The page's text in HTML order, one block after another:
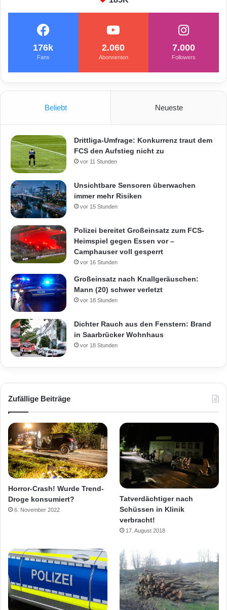
e
176k
Fans
2.060
Abonnenten
7.000
Followers
Beliebt Neueste
Drittliga-Umfrage: Konkurrenz traut dem
FCS den Aufstieg nicht zu
vor 11 Stunden
Unsichtbare Sensoren überwachen
immer mehr Risiken
vor 15 Stunden
Polizei bereitet Großeinsatz zum FCS-
Heimspiel gegen Essen vor –
Camphauser voll gesperrt
vor 16 Stunden
Großeinsatz nach Knallgeräuschen:
Mann (20) schwer verletzt
vor 18 Stunden
Dichter Rauch aus den Fenstern: Brand
in Saarbrücker Wohnhaus
vor 18 Stunden
Zufällige Beiträge
Horror-Crash! Wurde Trend-
Droge konsumiert?
6. November 2022
Tatverdächtiger nach
Schüssen in Klinik
verbracht!
17. August 2018